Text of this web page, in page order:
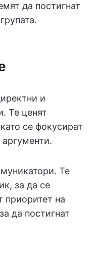
да постигнат
и
Те ценят
се фокусират
Те
за да се
приоритет на
да постигнат